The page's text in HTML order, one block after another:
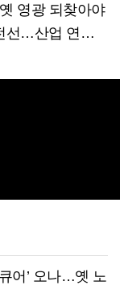
영광 되찾아야
형 유치 승부수
어’ 오나…옛 노